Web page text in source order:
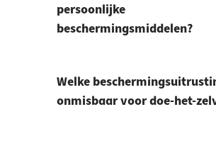
persoonlijke
beschermingsmiddelen?
Welke
onmisbaar voor doe-het-